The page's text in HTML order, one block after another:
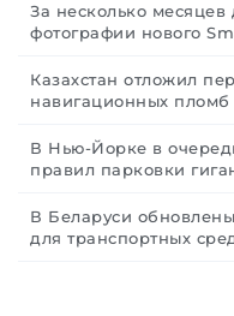
За несколько месяцев
фотографии нового
Казахстан отложил
навигационных пломб
В Нью-Йорке в
правил парковки
В Беларуси
для транспортных